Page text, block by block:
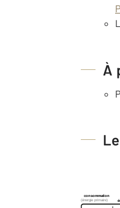
À
consommation
(énergie primaire)